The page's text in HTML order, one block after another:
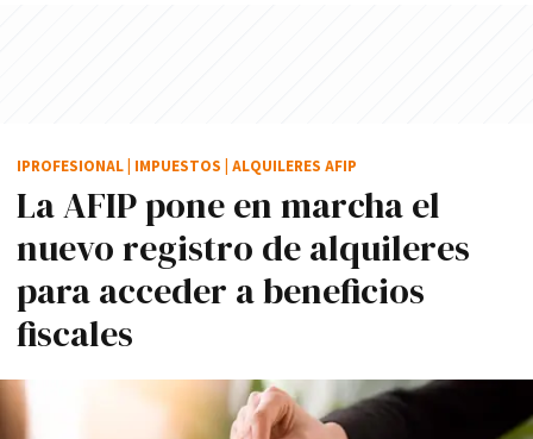
La AFIP pone en marcha el
nuevo registro de alquileres
para acceder a beneficios
fiscales
IPROFESIONAL IMPUESTOS ALQUILERES AFIP